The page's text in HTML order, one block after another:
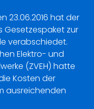
23.06.2016 hat der
Gesetzespaket zur
verabschiedet.
Elektro- und
(ZVEH) hatte
Kosten der
ausreichenden